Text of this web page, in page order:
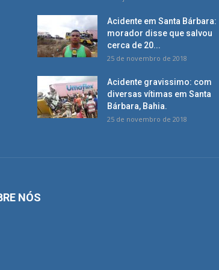
Acidente em Santa Bárbara:
morador disse que salvou
cerca de 20...
25 de novembro de 2018
Acidente gravissimo: com
diversas vítimas em Santa
Bárbara, Bahia.
25 de novembro de 2018
NÓS